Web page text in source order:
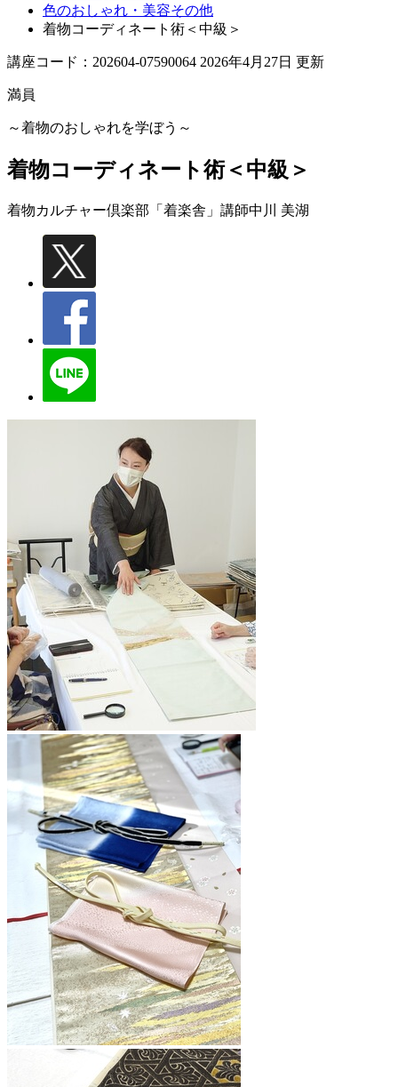
色のおしゃれ・美容その他
着物コーディネート術＜中級＞
講座コード：202604-07590064 2026年4月27日 更新
満員
～着物のおしゃれを学ぼう～
着物コーディネート術＜中級＞
着物カルチャー倶楽部「着楽舎」講師中川 美湖